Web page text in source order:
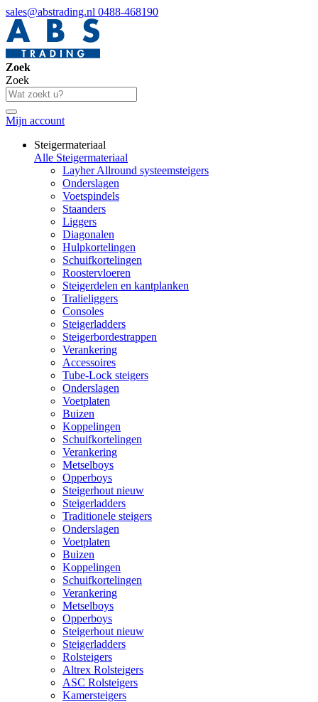
sales@abstrading.nl 0488-468190
Zoek
Zoek
Mijn account
Steigermateriaal
Alle Steigermateriaal
Layher Allround systeemsteigers
Onderslagen
Voetspindels
Staanders
Liggers
Diagonalen
Hulpkortelingen
Schuifkortelingen
Roostervloeren
Steigerdelen en kantplanken
Tralieliggers
Consoles
Steigerladders
Steigerbordestrappen
Verankering
Accessoires
Tube-Lock steigers
Onderslagen
Voetplaten
Buizen
Koppelingen
Schuifkortelingen
Verankering
Metselboys
Opperboys
Steigerhout nieuw
Steigerladders
Traditionele steigers
Onderslagen
Voetplaten
Buizen
Koppelingen
Schuifkortelingen
Verankering
Metselboys
Opperboys
Steigerhout nieuw
Steigerladders
Rolsteigers
Altrex Rolsteigers
ASC Rolsteigers
Kamersteigers